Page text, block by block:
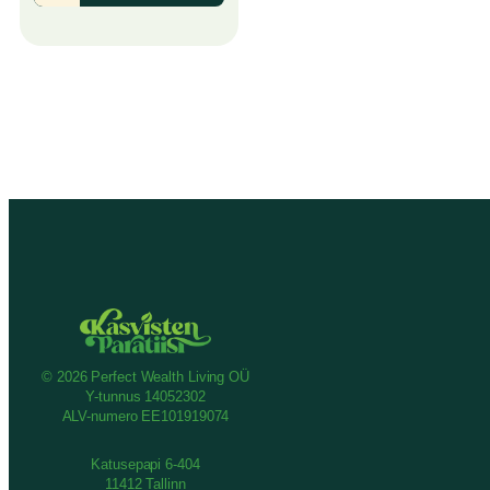
© 2026 Perfect Wealth Living OÜ
Y-tunnus 14052302
ALV-numero EE101919074
Katusepapi 6-404
11412 Tallinn